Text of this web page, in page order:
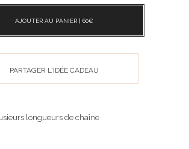
AJOUTER AU PANIER | 60€
PARTAGER L'IDÉE CADEAU
longueurs de chaîne